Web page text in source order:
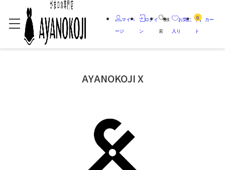
マイペ
ージ
ログイ
ン
検
索
お気に
入り
0 カー
ト
AYANOKOJI X